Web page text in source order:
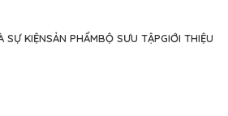
SỰ KIỆNSẢN PHẨMBỘ SƯU TẬPGIỚI THIỆU